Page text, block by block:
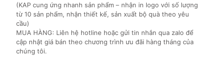
(KAP cung ứng nhanh sản phẩm – nhận in logo với số lượng
từ 10 sản phẩm, nhận thiết kế, sản xuất bộ quà theo yêu
cầu)
MUA HÀNG: Liên hệ hotline hoặc gửi tin nhắn qua zalo để
cập nhật giá bán theo chương trình ưu đãi hàng tháng của
chúng tôi.